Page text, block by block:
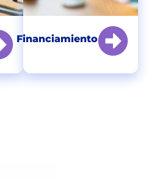
Financiamiento